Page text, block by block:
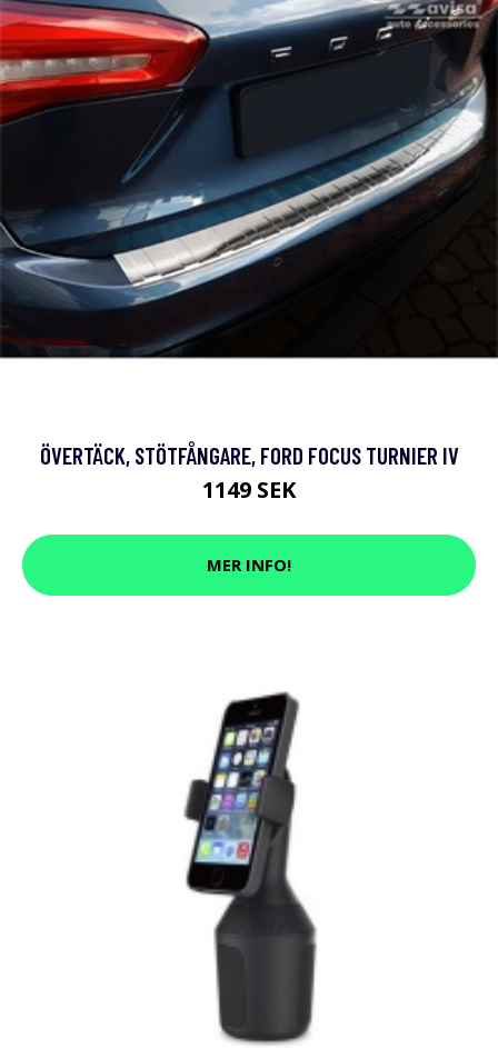
ÖVERTÄCK, STÖTFÅNGARE, FORD FOCUS TURNIER IV
1149 SEK
MER INFO!